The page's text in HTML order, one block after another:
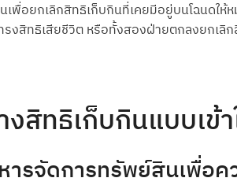
เพื่อยกเลิกสิทธิเก็บกินที่เคยมีอยู่บนโฉนดใ
งสิทธิเสียชีวิต หรือทั้งสองฝ่ายตกลงยกเลิ
สิทธิเก็บกินแบบเข้า
ารจัดการทรัพย์สินเพื่อค